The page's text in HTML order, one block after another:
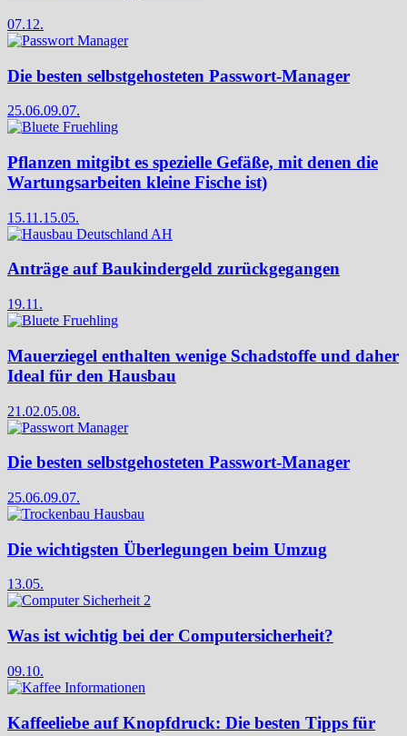
07.12.
Die besten selbstgehosteten Passwort-Manager
25.06.09.07.
Pflanzen mitgibt es spezielle Gefäße, mit denen die
Wartungsarbeiten kleine Fische ist)
15.11.15.05.
Anträge auf Baukindergeld zurückgegangen
19.11.
Mauerziegel enthalten wenige Schadstoffe und daher
Ideal für den Hausbau
21.02.05.08.
Die besten selbstgehosteten Passwort-Manager
25.06.09.07.
Die wichtigsten Überlegungen beim Umzug
13.05.
Was ist wichtig bei der Computersicherheit?
09.10.
Kaffeeliebe auf Knopfdruck: Die besten Tipps für